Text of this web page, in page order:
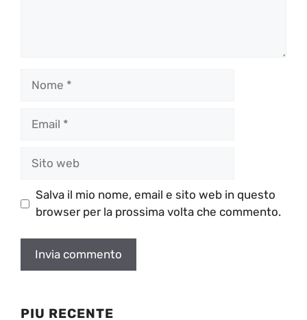
Salva il mio nome, email e sito web in questo
browser per la prossima volta che commento.
PIU RECENTE